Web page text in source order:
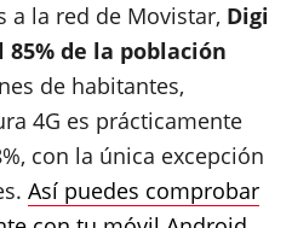
a la red de Movistar, Digi
de la población
de habitantes,
4G es prácticamente
con la única excepción
Así puedes comprobar